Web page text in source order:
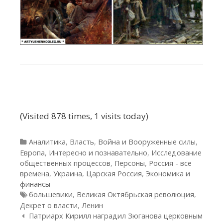
(Visited 878 times, 1 visits today)
Рубрики
Аналитика, Власть, Война и Вооруженные силы,
Европа, Интересно и познавательно, Исследование
общественных процессов, Персоны, Россия - все
времена, Украина, Царская Россия, Экономика и
финансы
Метки
большевики, Великая Октябрьская революция,
Декрет о власти, Ленин
Навигация по статьям
Патриарх Кирилл наградил Зюганова церковным